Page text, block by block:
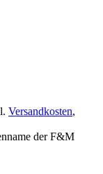
Versandkosten,
der F&M